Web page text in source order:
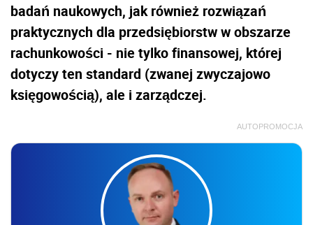
badań naukowych, jak również rozwiązań
praktycznych dla przedsiębiorstw w obszarze
rachunkowości - nie tylko finansowej, której
dotyczy ten standard (zwanej zwyczajowo
księgowością), ale i zarządczej.
AUTOPROMOCJA